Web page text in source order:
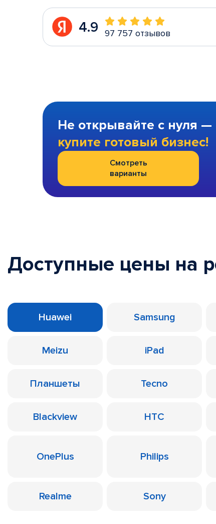
4.9 97 757 отзывов
Не открывайте с нуля —
купите готовый бизнес!
Смотреть
варианты
Доступные цены на
Huawei Samsung
Meizu iPad
Планшеты Tecno
Blackview HTC
OnePlus Philips
Realme Sony